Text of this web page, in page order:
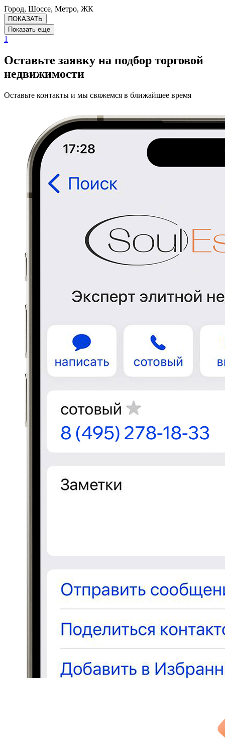
Город, Шоссе, Метро, ЖК
ПОКАЗАТЬ
Показать еще
1
Оставьте заявку на подбор торговой
недвижимости
Оставьте контакты и мы свяжемся в ближайшее время